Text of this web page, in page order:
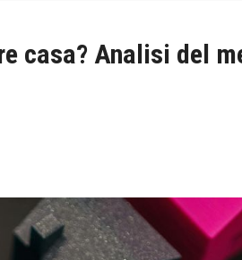
casa? Analisi del